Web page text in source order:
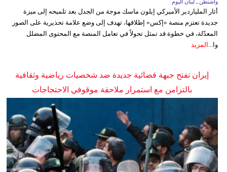
واشنطن ـ لبنان اليوم
أثار الملياردير الأميركي إيلون ماسك موجة من الجدل بعد تلميحه إلى ميزة
جديدة تعتزم منصة «إكس» إطلاقها، تهدف إلى وضع علامة تحذيرية على الصور
المعدّلة، في خطوة قد تمثل تحولاً في تعامل المنصة مع المحتوى المضلل
وا... المزيد
إيران تفتح جبهة قضائية جديدة ضد شخصيات رياضية وثقافية
بالتزامن مع استمرار ملاحقة موقوفي الاحتجاجات